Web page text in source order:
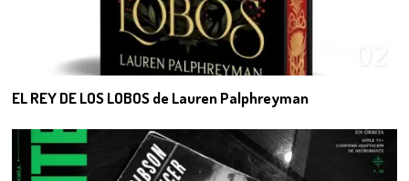
EL REY DE LOS LOBOS de Lauren Palphreyman